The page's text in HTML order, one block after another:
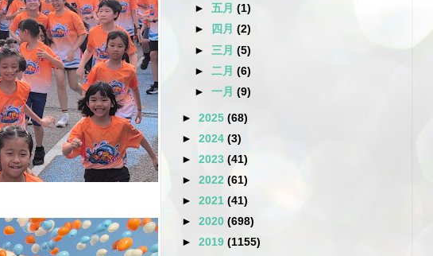
►五月(1)
►
四月(2)
► 三月(5)
►二月(6)
►一月(9)
► 2025 (68)
► 2024 (3)
► 2023 (41)
► 2022 (61)
► 2021 (41)
► 2020 (698)
► 2019 (1155)